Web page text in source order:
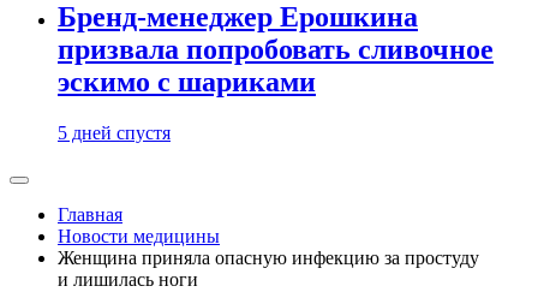
Бренд-менеджер Ерошкина
призвала попробовать сливочное
эскимо с шариками
5 дней спустя
Главная
Новости медицины
Женщина приняла опасную инфекцию за простуду
и лишилась ноги